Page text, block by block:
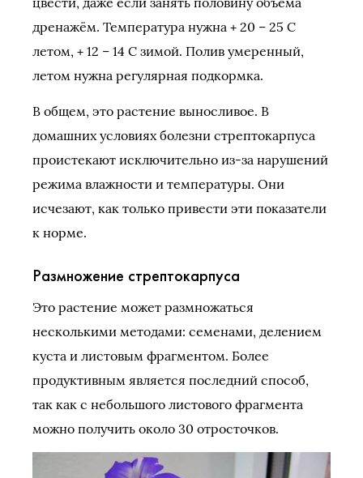
дренажём. Температура нужна + 20 – 25 С
летом, + 12 – 14 С зимой. Полив умеренный,
летом нужна регулярная подкормка.
В общем, это растение выносливое. В
домашних условиях болезни стрептокарпуса
проистекают исключительно из-за нарушений
режима влажности и температуры. Они
исчезают, как только привести эти показатели
к норме.
Размножение стрептокарпуса
Это растение может размножаться
несколькими методами: семенами, делением
куста и листовым фрагментом. Более
продуктивным является последний способ,
так как с небольшого листового фрагмента
можно получить около 30 отросточков.